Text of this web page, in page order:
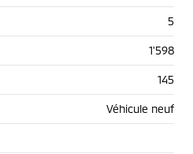
5
1'598
145
Véhicule neuf